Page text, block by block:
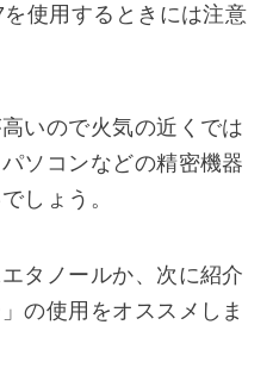
使用するときには注意
いので火気の近くでは
ソコンなどの精密機器
しょう。
タノールか、次に紹介
の使用をオススメしま